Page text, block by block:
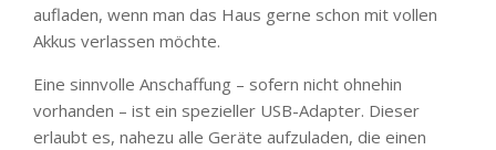
aufladen, wenn man das Haus gerne schon mit vollen
Akkus verlassen möchte.
Eine sinnvolle Anschaffung – sofern nicht ohnehin
vorhanden – ist ein spezieller USB-Adapter. Dieser
erlaubt es, nahezu alle Geräte aufzuladen, die einen